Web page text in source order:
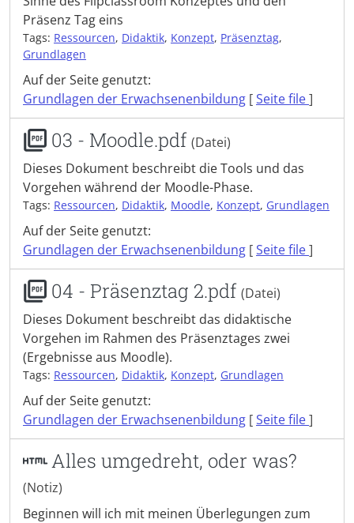
Präsenz Tag eins
Tags: Ressourcen, Didaktik, Konzept, Präsenztag,
Grundlagen
Auf der Seite genutzt:
Grundlagen der Erwachsenenbildung [Seite file]
03 - Moodle.pdf (Datei)
Dieses Dokument beschreibt die Tools und das
Vorgehen während der Moodle-Phase.
Tags: Ressourcen, Didaktik, Moodle, Konzept, Grundlagen
Auf der Seite genutzt:
Grundlagen der Erwachsenenbildung [Seite file]
04 - Präsenztag 2.pdf (Datei)
Dieses Dokument beschreibt das didaktische
Vorgehen im Rahmen des Präsenztages zwei
(Ergebnisse aus Moodle).
Tags: Ressourcen, Didaktik, Konzept, Grundlagen
Auf der Seite genutzt:
Grundlagen der Erwachsenenbildung [Seite file]
Alles umgedreht, oder was?
(Notiz)
Beginnen will ich mit meinen Überlegungen zum